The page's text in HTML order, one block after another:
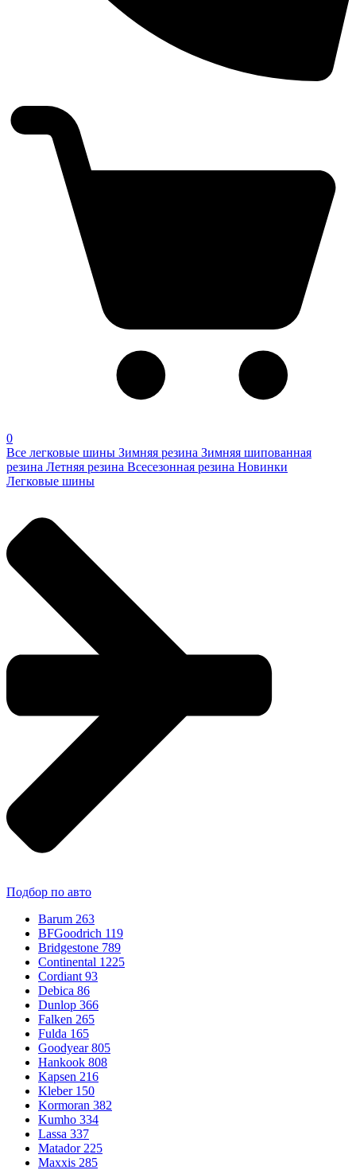
0
Все легковые шины Зимняя резина Зимняя шипованная
резина Летняя резина Всесезонная резина Новинки
Легковые шины
Подбор по авто
Barum 263
BFGoodrich 119
Bridgestone 789
Continental 1225
Cordiant 93
Debica 86
Dunlop 366
Falken 265
Fulda 165
Goodyear 805
Hankook 808
Kapsen 216
Kleber 150
Kormoran 382
Kumho 334
Lassa 337
Matador 225
Maxxis 285